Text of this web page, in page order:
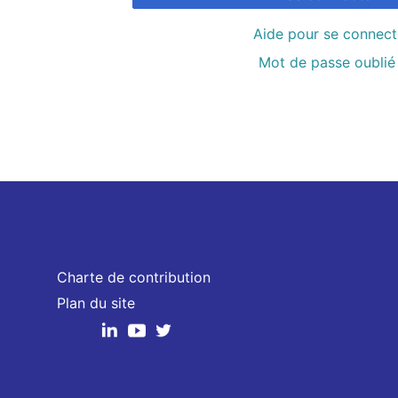
Aide pour se
Mot de passe oublié
Charte de contribution
Plan du site